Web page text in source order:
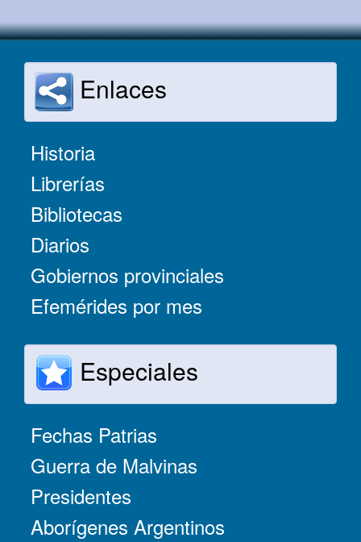
Enlaces
Historia
Librerías
Bibliotecas
Diarios
Gobiernos provinciales
Efemérides por mes
Especiales
Fechas Patrias
Guerra de Malvinas
Presidentes
Aborígenes Argentinos